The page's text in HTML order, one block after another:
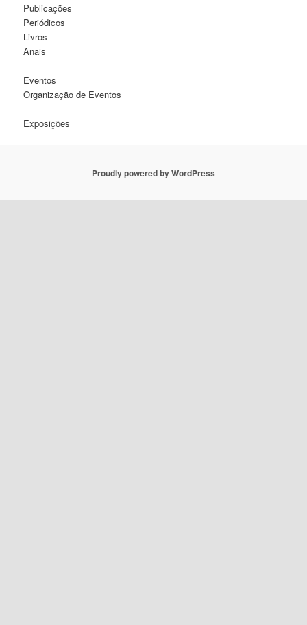
Publicações
Periódicos
Livros
Anais
Eventos
Organização de Eventos
Exposições
Proudly powered by WordPress